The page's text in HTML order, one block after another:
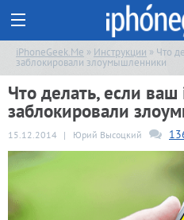
iPhoneGeek.Me » Инструкции » Что
заблокировали злоумышленники
Что делать, если
заблокировали
15.12.2014 | Юрий Высоцкий